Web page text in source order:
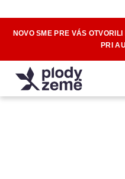
NOVO SME PRE VÁS
PRI